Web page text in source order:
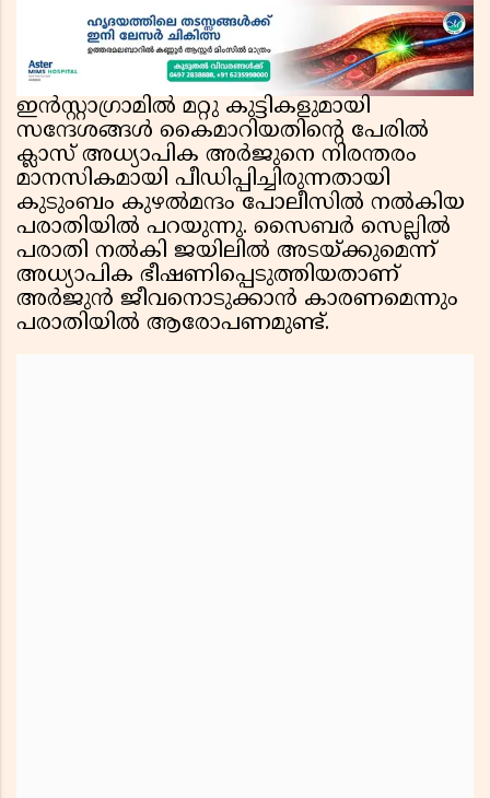
ഇൻസ്റ്റാഗ്രാമിൽ മറ്റു കുട്ടികളുമായി
സന്ദേശങ്ങൾ കൈമാറിയതിൻ്റെ പേരിൽ
ക്ലാസ് അധ്യാപിക അർജുനെ നിരന്തരം
മാനസികമായി പീഡിപ്പിച്ചിരുന്നതായി
കുടുംബം കുഴൽമന്ദം പോലീസിൽ നൽകിയ
പരാതിയിൽ പറയുന്നു. സൈബർ സെല്ലിൽ
പരാതി നൽകി ജയിലിൽ അടയ്ക്കുമെന്ന്
അധ്യാപിക ഭീഷണിപ്പെടുത്തിയതാണ്
അർജുൻ ജീവനൊടുക്കാൻ കാരണമെന്നും
പരാതിയിൽ ആരോപണമുണ്ട്.